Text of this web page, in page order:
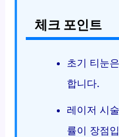
체크 포인트
초기 티눈
합니다.
레이저 시
률이 장점